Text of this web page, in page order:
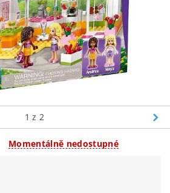
1 z 2
Momentálně nedostupné